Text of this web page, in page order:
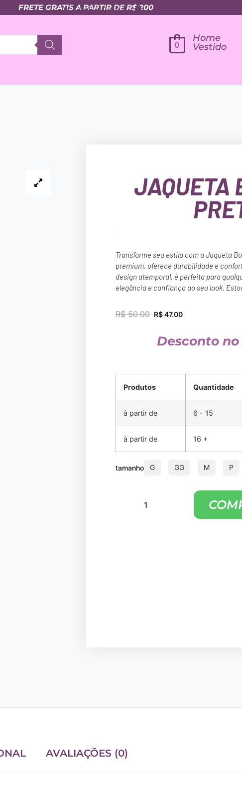
FRETE GRATIS A PARTIR DE R$ 200
Minha Conta
0
Home
Vestido
JAQUETA
Transforme seu estilo com a Jaqueta
premium, oferece durabilidade e
design atemporal, é perfeita para
elegância e confiança ao seu look.
R$50.00 R$47.00
Desconto
Produtos Quantidade
à partir de 6 - 15
à partir de 16 +
tamanho G GG M P
AVALIAÇÕES (0)